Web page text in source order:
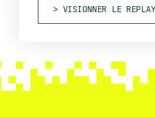
VISIONNER LE REPLAY